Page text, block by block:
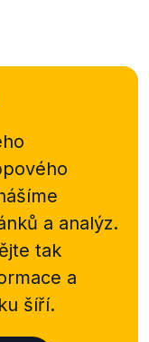
a analýz.
tak
a
šíří.